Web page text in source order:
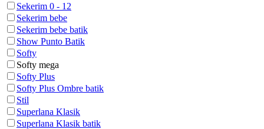
Sekerim 0 - 12
Sekerim bebe
Sekerim bebe batik
Show Punto Batik
Softy
Softy mega
Softy Plus
Softy Plus Ombre batik
Stil
Superlana Klasik
Superlana Klasik batik